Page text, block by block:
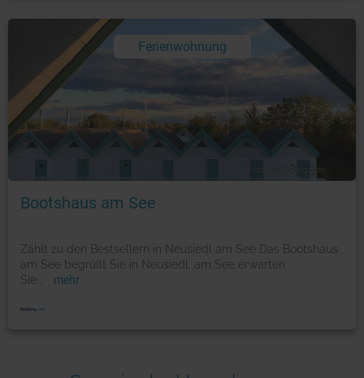
Ferienwohnung
Foto: © booking.com
Bootshaus am See
Zählt zu den Bestsellern in Neusiedl am See Das Bootshaus
am See begrüßt Sie in Neusiedl. am See erwarten
Sie
mehr